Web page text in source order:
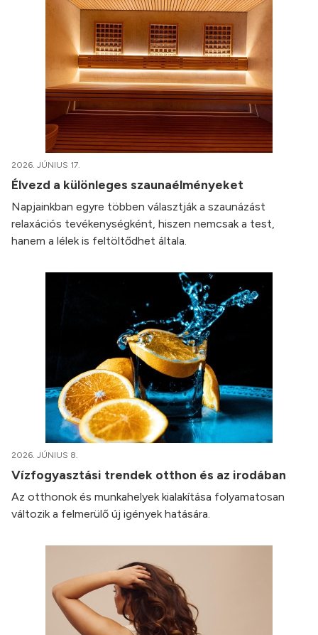
2026. JÚNIUS 17.
Élvezd a különleges szaunaélményeket
Napjainkban egyre többen választják a szaunázást
relaxációs tevékenységként, hiszen nemcsak a test,
hanem a lélek is feltöltődhet általa.
2026. JÚNIUS 8.
Vízfogyasztási trendek otthon és az irodában
Az otthonok és munkahelyek kialakítása folyamatosan
változik a felmerülő új igények hatására.